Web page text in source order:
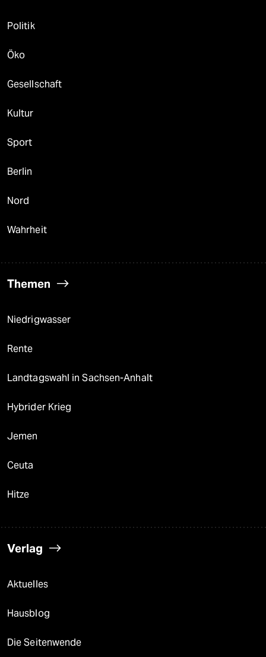
Politik
Öko
Gesellschaft
Kultur
Sport
Berlin
Nord
Wahrheit
Themen
Niedrigwasser
Rente
Landtagswahl in Sachsen-Anhalt
Hybrider Krieg
Jemen
Ceuta
Hitze
Verlag
Aktuelles
Hausblog
Die Seitenwende